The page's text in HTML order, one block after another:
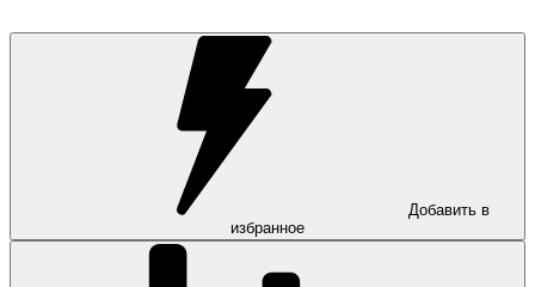
Добавить в
избранное